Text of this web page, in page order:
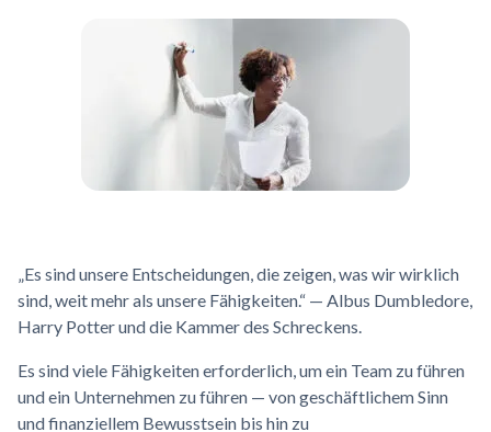
„Es sind unsere Entscheidungen, die zeigen, was wir wirklich
sind, weit mehr als unsere Fähigkeiten.“ — Albus Dumbledore,
Harry Potter und die Kammer des Schreckens.
Es sind viele Fähigkeiten erforderlich, um ein Team zu führen
und ein Unternehmen zu führen — von geschäftlichem Sinn
und finanziellem Bewusstsein bis hin zu